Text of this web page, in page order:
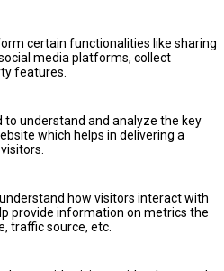
certain functionalities like sharing
media platforms, collect
features.
to understand and analyze the key
which helps in delivering a
how visitors interact with
provide information on metrics the
traffic source, etc.